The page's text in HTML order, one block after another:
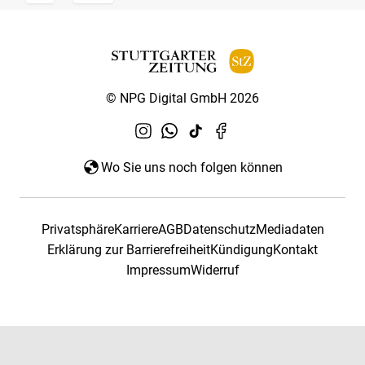
© NPG Digital GmbH 2026
Wo Sie uns noch folgen können
PrivatsphäreKarriereAGBDatenschutzMediadaten
Erklärung zur BarrierefreiheitKündigungKontakt
ImpressumWiderruf